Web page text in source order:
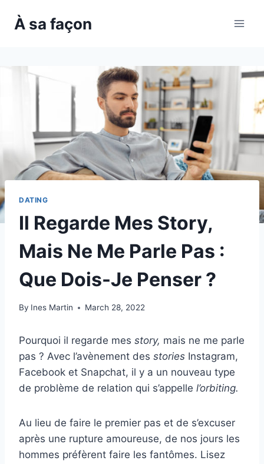
À sa façon
DATING
Il Regarde Mes Story,
Mais Ne Me Parle Pas :
Que Dois-Je Penser ?
By Ines Martin March 28, 2022
Pourquoi il regarde mes story, mais ne me parle
pas ? Avec l’avènement des stories Instagram,
Facebook et Snapchat, il y a un nouveau type
de problème de relation qui s’appelle l’orbiting.
Au lieu de faire le premier pas et de s’excuser
après une rupture amoureuse, de nos jours les
hommes préfèrent faire les fantômes. Lisez